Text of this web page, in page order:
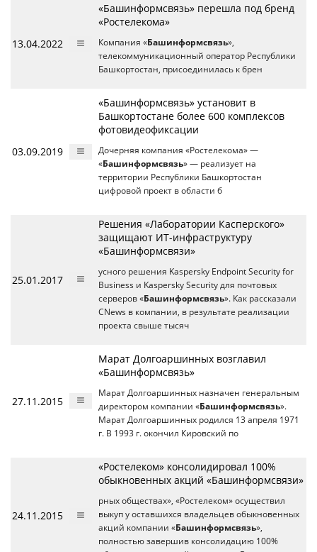
13.04.2022
«Башинформсвязь» перешла под бренд
«Ростелекома»
Компания «Башинформсвязь»,
телекоммуникационный оператор Республики
Башкортостан, присоединилась к брен
03.09.2019
«Башинформсвязь» установит в
Башкортостане более 600 комплексов
фотовидеофиксации
Дочерняя компания «Ростелекома» —
«Башинформсвязь» — реализует на
территории Республики Башкортостан
цифровой проект в области б
25.01.2017
Решения «Лаборатории Касперского»
защищают ИТ-инфраструктуру
«Башинформсвязи»
усного решения Kaspersky Endpoint Security for
Business и Kaspersky Security для почтовых
серверов «Башинформсвязь». Как рассказали
CNews в компании, в результате реализации
проекта свыше тысяч
27.11.2015
Марат Долгоаршинных возглавил
«Башинформсвязь»
Марат Долгоаршинных назначен генеральным
директором компании «Башинформсвязь».
Марат Долгоаршинных родился 13 апреля 1971
г. В 1993 г. окончил Кировский по
24.11.2015
«Ростелеком» консолидировал 100%
обыкновенных акций «Башинформсвязи»
рных обществах», «Ростелеком» осуществил
выкуп у оставшихся владельцев обыкновенных
акций компании «Башинформсвязь»,
полностью завершив консолидацию 100%